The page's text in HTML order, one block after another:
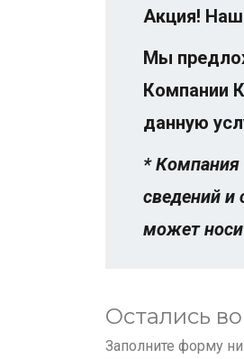
Акция!
Мы
Компании
данную
* Компания
сведений и
может
Остались
Заполните форму